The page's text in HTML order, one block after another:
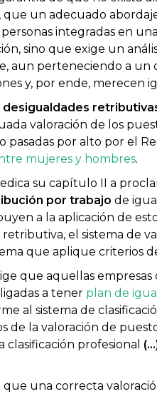
que un adecuado
integradas en
sino que exige un
aun perteneciendo a
y, por ende, merecen
desigualdades
valoración de los
pasadas por alto por el
mujeres y hombres.
su capítulo II a
por trabajo de
a la aplicación de
el sistema de
que aplique criterios
que aquellas
a tener plan de
al sistema de
de la valoración de
profesional
que una correcta